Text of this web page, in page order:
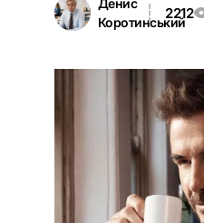
Денис
Коротинський
2212